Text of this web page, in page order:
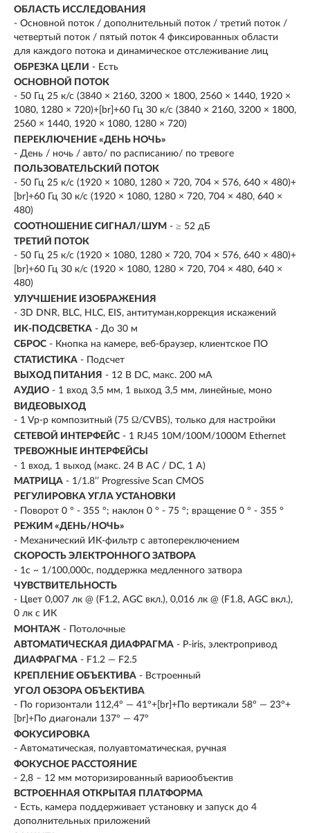
ОБЛАСТЬ ИССЛЕДОВАНИЯ
- Основной поток / дополнительный поток / третий поток /
четвертый поток / пятый поток 4 фиксированных области
для каждого потока и динамическое отслеживание лиц
ОБРЕЗКА ЦЕЛИ - Есть
ОСНОВНОЙ ПОТОК
- 50 Гц 25 к/с (3840 × 2160, 3200 × 1800, 2560 × 1440, 1920 ×
1080, 1280 × 720)+[br]+60 Гц 30 к/с (3840 × 2160, 3200 × 1800,
2560 × 1440, 1920 × 1080, 1280 × 720)
ПЕРЕКЛЮЧЕНИЕ «ДЕНЬ НОЧЬ»
- День / ночь / авто/ по расписанию/ по тревоге
ПОЛЬЗОВАТЕЛЬСКИЙ ПОТОК
- 50 Гц 25 к/с (1920 × 1080, 1280 × 720, 704 × 576, 640 × 480)+
[br]+60 Гц 30 к/с (1920 × 1080, 1280 × 720, 704 × 480, 640 ×
480)
СООТНОШЕНИЕ СИГНАЛ/ШУМ - ≥ 52 дБ
ТРЕТИЙ ПОТОК
- 50 Гц 25 к/с (1920 × 1080, 1280 × 720, 704 × 576, 640 × 480)+
[br]+60 Гц 30 к/с (1920 × 1080, 1280 × 720, 704 × 480, 640 ×
480)
УЛУЧШЕНИЕ ИЗОБРАЖЕНИЯ
- 3D DNR, BLC, HLC, EIS, антитуман,коррекция искажений
ИК-ПОДСВЕТКА - До 30 м
СБРОС - Кнопка на камере, веб-браузер, клиентское ПО
СТАТИСТИКА - Подсчет
ВЫХОД ПИТАНИЯ - 12 В DC, макс. 200 мА
АУДИО - 1 вход 3,5 мм, 1 выход 3,5 мм, линейные, моно
ВИДЕОВЫХОД
- 1 Vp-p композитный (75 Ω/CVBS), только для настройки
СЕТЕВОЙ ИНТЕРФЕЙС - 1 RJ45 10M/100M/1000M Ethernet
ТРЕВОЖНЫЕ ИНТЕРФЕЙСЫ
- 1 вход, 1 выход (макс. 24 В АС / DC, 1 A)
МАТРИЦА - 1/1.8’’ Progressive Scan CMOS
РЕГУЛИРОВКА УГЛА УСТАНОВКИ
- Поворот 0 ° - 355 °; наклон 0 ° - 75 °; вращение 0 ° - 355 °
РЕЖИМ «ДЕНЬ/НОЧЬ»
- Механический ИК-фильтр с автопереключением
СКОРОСТЬ ЭЛЕКТРОННОГО ЗАТВОРА
- 1с ~ 1/100,000с, поддержка медленного затвора
ЧУВСТВИТЕЛЬНОСТЬ
- Цвет 0,007 лк @ (F1.2, AGC вкл.), 0,016 лк @ (F1.8, AGC вкл.),
0 лк с ИК
МОНТАЖ - Потолочные
АВТОМАТИЧЕСКАЯ ДИАФРАГМА - P-iris, электропривод
ДИАФРАГМА - F1.2 — F2.5
КРЕПЛЕНИЕ ОБЪЕКТИВА - Встроенный
УГОЛ ОБЗОРА ОБЪЕКТИВА
- По горизонтали 112,4° — 41°+[br]+По вертикали 58° — 23°+
[br]+По диагонали 137° — 47°
ФОКУСИРОВКА
- Автоматическая, полуавтоматическая, ручная
ФОКУСНОЕ РАССТОЯНИЕ
- 2,8 – 12 мм моторизированный вариообъектив
ВСТРОЕННАЯ ОТКРЫТАЯ ПЛАТФОРМА
- Есть, камера поддерживает установку и запуск до 4
дополнительных приложений